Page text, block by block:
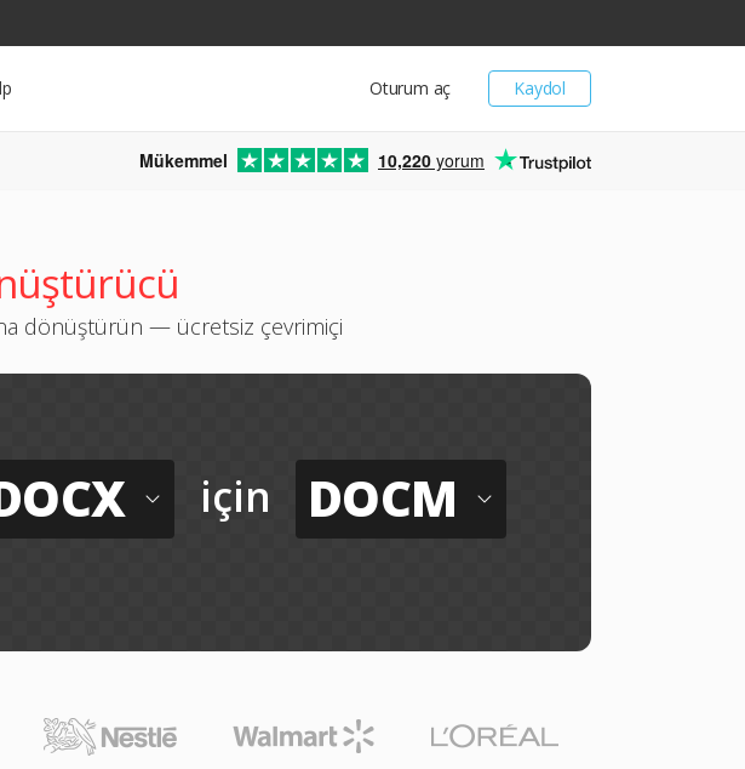
Kaydol
Oturum aç
Mükemmel 10,220 yorum
dönüştürün — ücretsiz çevrimiçi
için DOCM